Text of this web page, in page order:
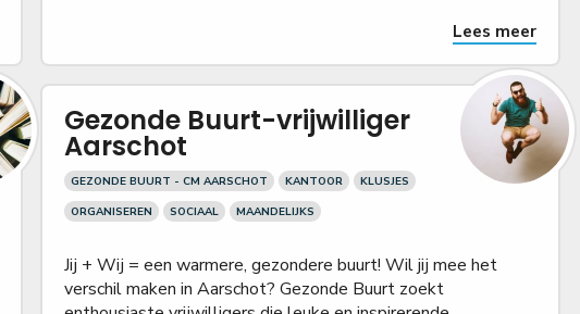
Lees meer
Gezonde Buurt-vrijwilliger
Aarschot
GEZONDE BUURT - CM AARSCHOT KANTOOR
KLUSJES
ORGANISEREN
SOCIAAL MAANDELIJKS
Jij + Wij = een warmere, gezondere buurt! Wil jij mee het
verschil maken in Aarschot? Gezonde Buurt zoekt